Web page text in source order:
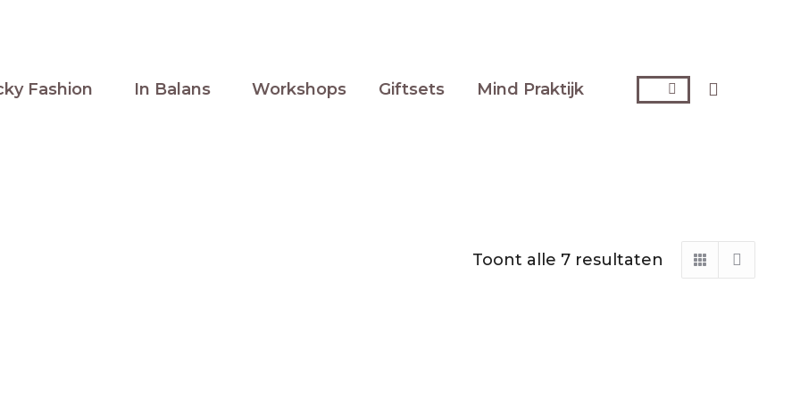
Fashion In Balans Workshops Giftsets Mind Praktijk Zoeken:
Toont alle 7 resultaten Gesorteerd
op